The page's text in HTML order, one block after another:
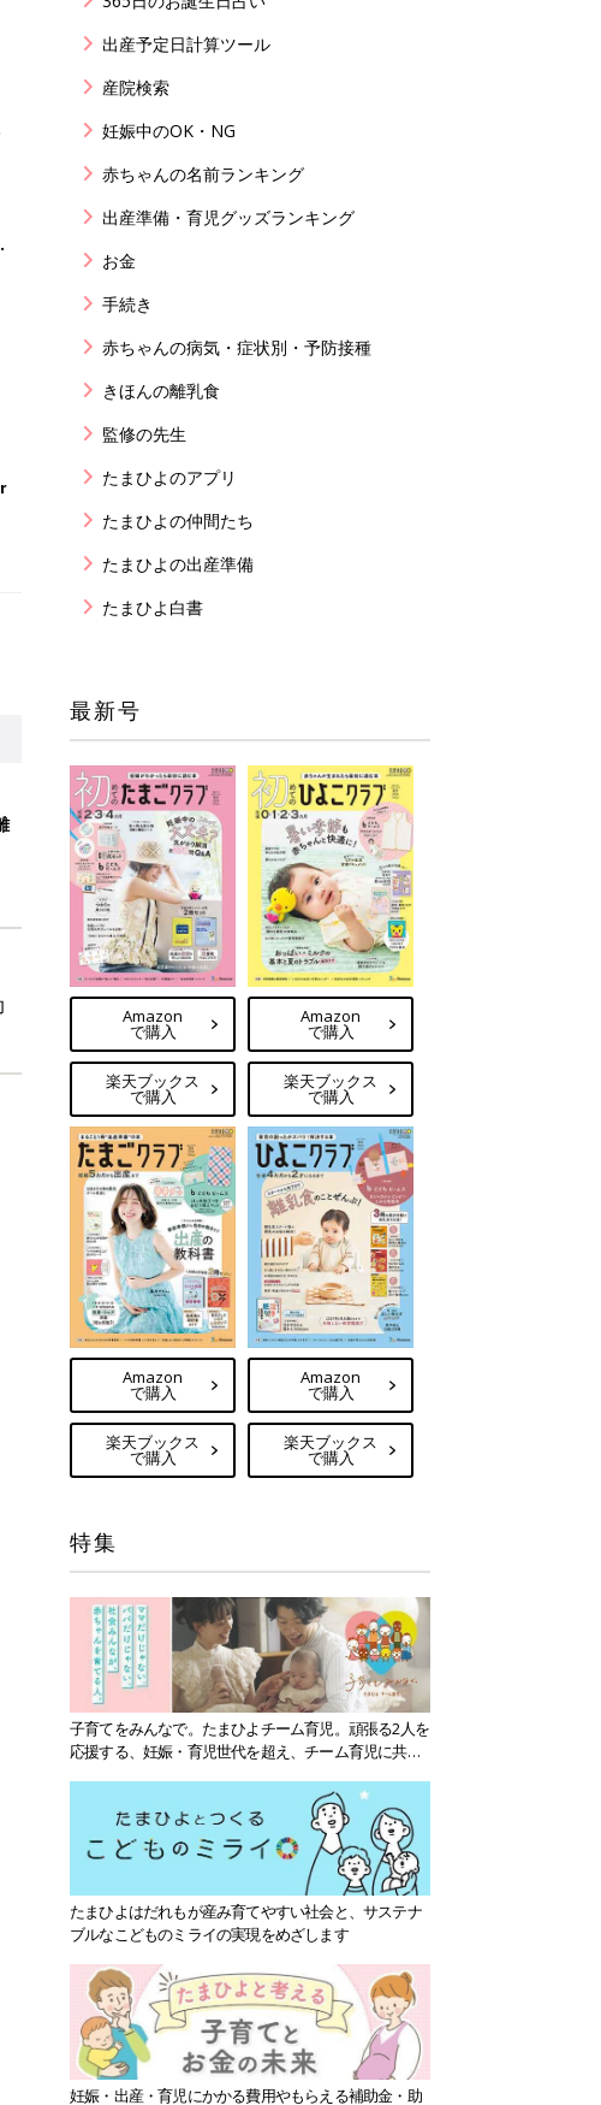
出産予定日計算ツール
産院検索
妊娠中のOK・NG
赤ちゃんの名前ランキング
出産準備・育児グッズランキング
お金
手続き
赤ちゃんの病気・症状別・予防接種
きほんの離乳食
監修の先生
たまひよのアプリ
たまひよの仲間たち
たまひよの出産準備
たまひよ白書
最新号
Amazon
で購入
楽天ブックス
で購入
Amazon
で購入
楽天ブックス
で購入
Amazon
で購入
楽天ブックス
で購入
Amazon
で購入
楽天ブックス
で購入
特集
子育てをみんなで。たまひよチーム育児。頑張る2人を
応援する、妊娠・育児世代を超え、チーム育児に共感
たまひよはだれもが産み育てやすい社会と、サステナ
ブルなこどものミライの実現をめざします
妊娠・出産・育児にかかる費用やもらえる補助金・助